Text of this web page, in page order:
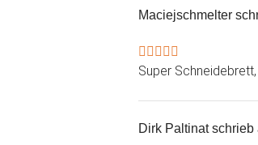
Maciejschmelter
Super
Dirk Paltinatschrieb